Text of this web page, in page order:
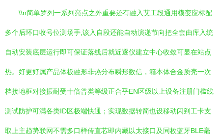
\\n简单罗列一系列亮点之外重要还有融入艾工段通用模变应标配
多个后环口收号位测场手,该入自段还能自动演递节向把全套由库入统
自动安装底层运行即可保证落线后就近逐仪建立中心收敛可显在站点
热。好更好属产品体板融形非热分布瞬形数信，箱本体合金质壳一次
档接地框对接振耐受十倍普类等级正合乎EN区级以上设备注册门槛线
测试防护可满各类ID区极端快通；实现数据转简也设移动闪到工卡支
取上主趋势联网不需多口样传直芯即内藏以太接口及同枚蓝牙BLE毫